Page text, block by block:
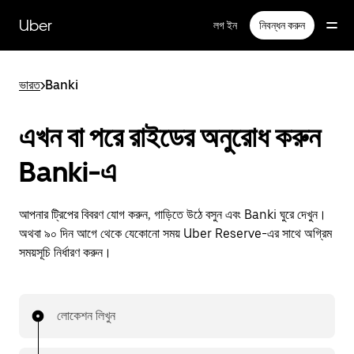
প্রধান
বিষয়সূচিতে
Uber লগ ইন নিবন্ধন করুন
ভারত>Banki
এখন বা পরে রাইডের অনুরোধ করুন
Banki-এ
আপনার ট্রিপের বিবরণ যোগ করুন, গাড়িতে উঠে বসুন এবং Banki ঘুরে দেখুন।
অথবা ৯০ দিন আগে থেকে যেকোনো সময় Uber Reserve-এর সাথে অগ্রিম
সময়সূচি নির্ধারণ করুন।
লোকেশন লিখুন